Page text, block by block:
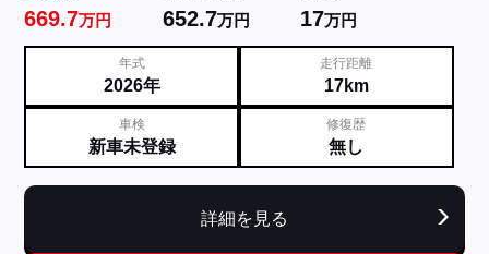
669.7万円 652.7万円 17万円
年式
2026年
走行距離
17km
車検
新車未登録
修復歴
無し
詳細を見る